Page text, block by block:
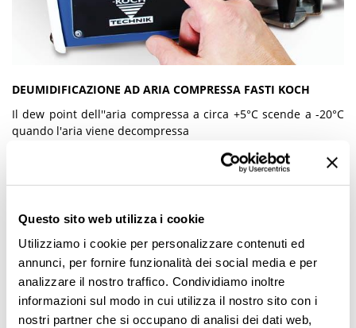
Questo sito web utilizza i cookie
Utilizziamo i cookie per personalizzare contenuti ed
annunci, per fornire funzionalità dei social media e per
analizzare il nostro traffico. Condividiamo inoltre
informazioni sul modo in cui utilizza il nostro sito con i
nostri partner che si occupano di analisi dei dati web,
DEUMIDIFICAZIONE AD ARIA COMPRESSA FASTI KOCH
Il dew point dell''aria compressa a circa +5°C scende a -20°C
quando l'aria viene decompressa